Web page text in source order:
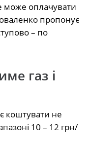
може оплачувати
пропонує
– по
газ і
коштувати не
10 – 12 грн/